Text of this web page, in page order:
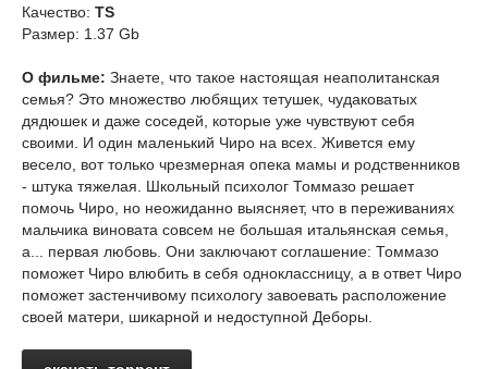
Качество: TS
Размер: 1.37 Gb
О фильме: Знаете, что такое настоящая неаполитанская
семья? Это множество любящих тетушек, чудаковатых
дядюшек и даже соседей, которые уже чувствуют себя
своими. И один маленький Чиро на всех. Живется ему
весело, вот только чрезмерная опека мамы и родственников
- штука тяжелая. Школьный психолог Томмазо решает
помочь Чиро, но неожиданно выясняет, что в переживаниях
мальчика виновата совсем не большая итальянская семья,
а... первая любовь. Они заключают соглашение: Томмазо
поможет Чиро влюбить в себя одноклассницу, а в ответ Чиро
поможет застенчивому психологу завоевать расположение
своей матери, шикарной и недоступной Деборы.